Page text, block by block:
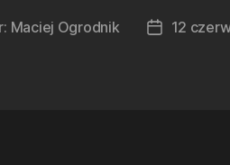
Maciej Ogrodnik
Data
12